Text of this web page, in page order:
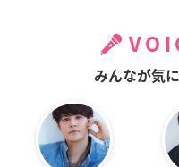
みんなが気